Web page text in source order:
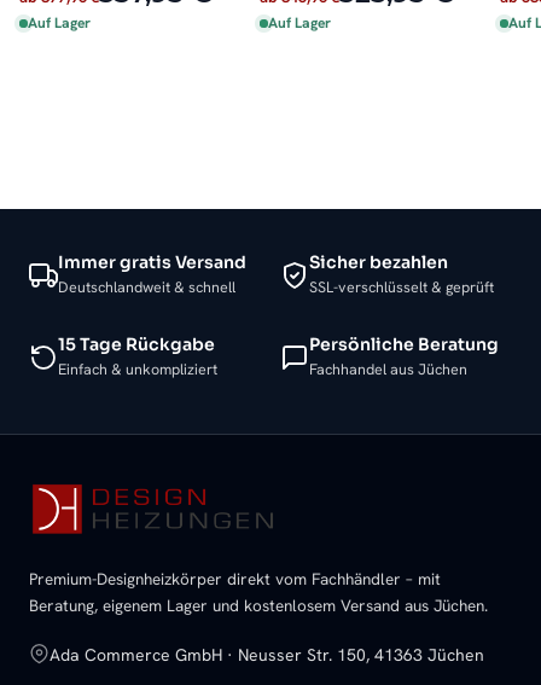
Auf Lager Auf Lager Auf
Immer gratis Versand
Deutschlandweit & schnell
Sicher bezahlen
SSL-verschlüsselt & geprüft
15 Tage Rückgabe
Einfach & unkompliziert
Persönliche Beratung
Fachhandel aus Jüchen
Premium-Designheizkörper direkt vom Fachhändler – mit
Beratung, eigenem Lager und kostenlosem Versand aus Jüchen.
Ada Commerce GmbH · Neusser Str. 150, 41363 Jüchen